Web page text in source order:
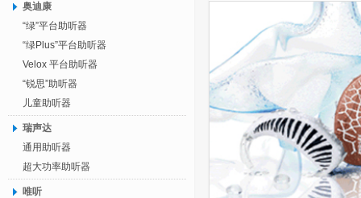
奥迪康
“绿”平台助听器
“绿Plus”平台助听器
Velox 平台助听器
“锐思”助听器
儿童助听器
瑞声达
通用助听器
超大功率助听器
唯听